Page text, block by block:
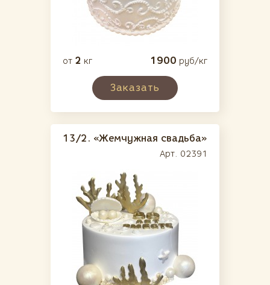
от 2 кг 1900 руб/кг
Заказать
13/2. «Жемчужная свадьба»
Арт. 02391